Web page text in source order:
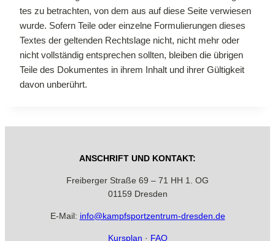
tes zu be­trach­ten, von dem aus auf die­se Sei­te ver­wie­sen
wur­de. So­fern Tei­le oder ein­zel­ne For­mu­lie­run­gen die­ses
Tex­tes der gel­ten­den Rechts­la­ge nicht, nicht mehr oder
nicht voll­stän­dig ent­spre­chen soll­ten, blei­ben die üb­ri­gen
Tei­le des Do­ku­men­tes in ih­rem In­halt und ih­rer Gül­tig­keit
da­von un­be­rührt.
AN­SCHRIFT UND KON­TAKT:
Frei­ber­ger Stra­ße 69 – 71 HH 1. OG
01159 Dres­den
E‑Mail: info@​kampfsportzentrum-​dresden.​de
Kurs­plan · FAQ